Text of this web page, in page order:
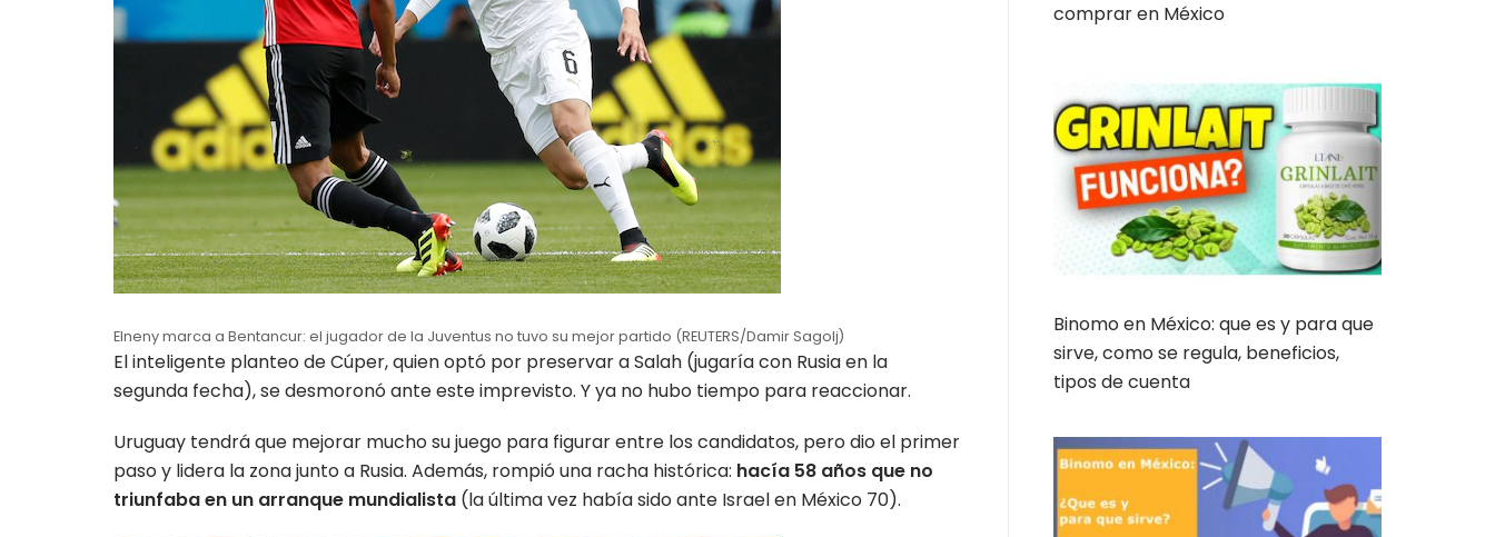
Elneny marca a Bentancur: el jugador de la Juventus no tuvo su mejor partido (REUTERS/Damir Sagolj)
El inteligente planteo de Cúper, quien optó por preservar a Salah (jugaría con Rusia en la
segunda fecha), se desmoronó ante este imprevisto. Y ya no hubo tiempo para reaccionar.
Uruguay tendrá que mejorar mucho su juego para figurar entre los candidatos, pero dio el primer
paso y lidera la zona junto a Rusia. Además, rompió una racha histórica: hacía 58 años que no
triunfaba en un arranque mundialista (la última vez había sido ante Israel en México 70).
comprar en México
Binomo en México: que es y para que
sirve, como se regula, beneficios,
tipos de cuenta